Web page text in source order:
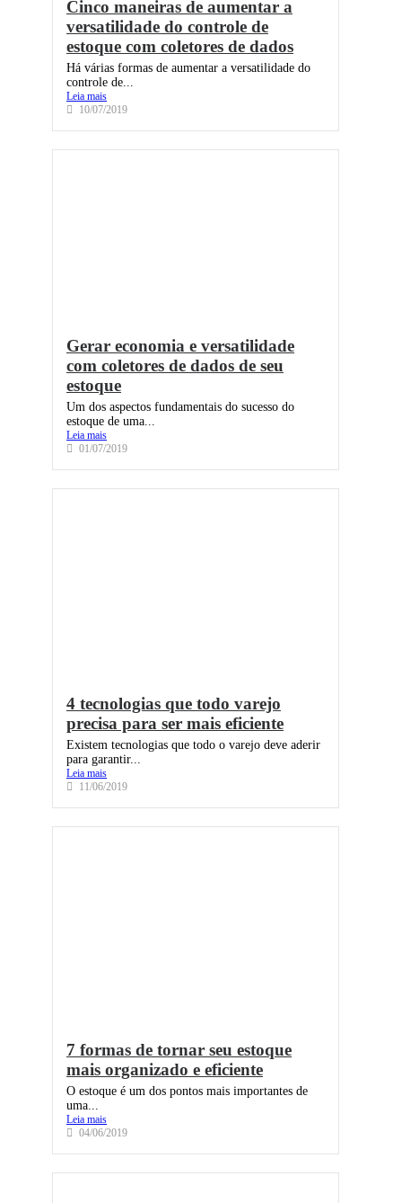
Cinco maneiras de aumentar a
versatilidade do controle de
estoque com coletores de dados
Há várias formas de aumentar a versatilidade do
controle de...
Leia mais
10/07/2019
Gerar economia e versatilidade
com coletores de dados de seu
estoque
Um dos aspectos fundamentais do sucesso do
estoque de uma...
Leia mais
01/07/2019
4 tecnologias que todo varejo
precisa para ser mais eficiente
Existem tecnologias que todo o varejo deve aderir
para garantir...
Leia mais
11/06/2019
7 formas de tornar seu estoque
mais organizado e eficiente
O estoque é um dos pontos mais importantes de
uma...
Leia mais
04/06/2019